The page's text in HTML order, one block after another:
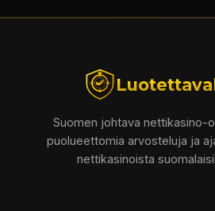
Suomen johtava nettikasino-
puolueettomia arvosteluja ja
nettikasinoista